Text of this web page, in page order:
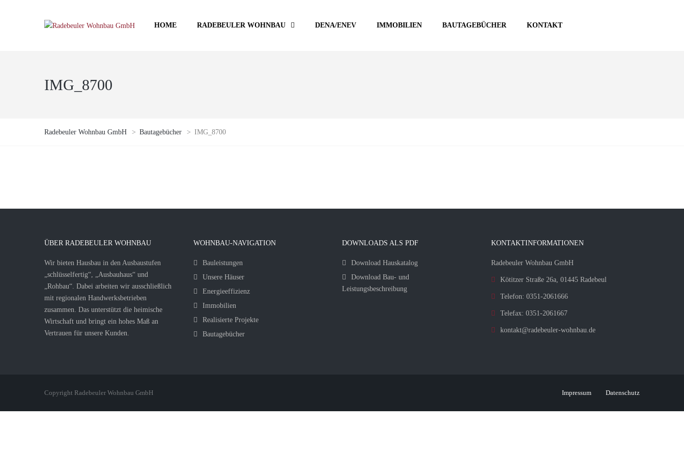
HOME RADEBEULER WOHNBAU DENA/ENEV IMMOBILIEN BAUTAGEBÜCHER KONTAKT
IMG_8700
Radebeuler Wohnbau GmbH > Bautagebücher > IMG_8700
ÜBER RADEBEULER WOHNBAU
Wir bieten Hausbau in den Ausbaustufen
„schlüsselfertig“, „Ausbauhaus“ und
„Rohbau“. Dabei arbeiten wir ausschließlich
mit regionalen Handwerksbetrieben
zusammen. Das unterstützt die heimische
Wirtschaft und bringt ein hohes Maß an
Vertrauen für unsere Kunden.
WOHNBAU-NAVIGATION
Bauleistungen
Unsere Häuser
Energieeffizienz
Immobilien
Realisierte Projekte
Bautagebücher
DOWNLOADS ALS PDF
Download Hauskatalog
Download Bau- und
Leistungsbeschreibung
KONTAKTINFORMATIONEN
Radebeuler Wohnbau GmbH
Kötitzer Straße 26a, 01445 Radebeul
Telefon: 0351-2061666
Telefax: 0351-2061667
kontakt@radebeuler-wohnbau.de
Copyright Radebeuler Wohnbau GmbH Impressum Datenschutz